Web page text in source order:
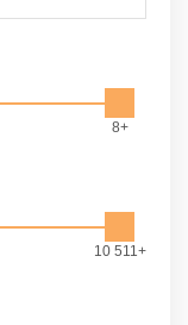
8+
10 511+